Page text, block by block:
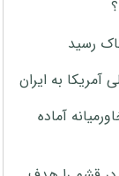
رسید
به ایران
آماده